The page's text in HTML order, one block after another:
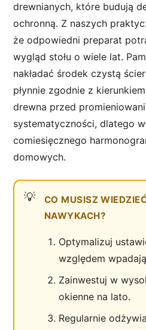
drewnianych, które budują
ochronną. Z naszych
że odpowiedni preparat
wygląd stołu o wiele lat.
nakładać środek czystą
płynnie zgodnie z
drewna przed
systematyczności, dlatego
comiesięcznego
domowych.
CO MUSISZ
NAWYKACH?
Optymalizuj
względem
Zainwestuj w
okienne na lato.
Regularnie